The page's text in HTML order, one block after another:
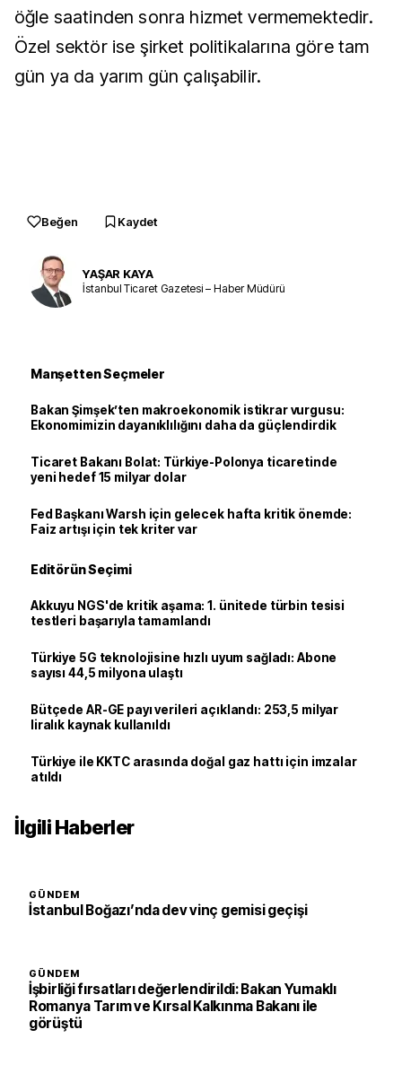
öğle saatinden sonra hizmet vermemektedir.
Özel sektör ise şirket politikalarına göre tam
gün ya da yarım gün çalışabilir.
Beğen Kaydet
YAŞAR KAYA
İstanbul Ticaret Gazetesi – Haber Müdürü
Manşetten Seçmeler
Bakan Şimşek’ten makroekonomik istikrar vurgusu:
Ekonomimizin dayanıklılığını daha da güçlendirdik
Ticaret Bakanı Bolat: Türkiye-Polonya ticaretinde
yeni hedef 15 milyar dolar
Fed Başkanı Warsh için gelecek hafta kritik önemde:
Faiz artışı için tek kriter var
Editörün Seçimi
Akkuyu NGS'de kritik aşama: 1. ünitede türbin tesisi
testleri başarıyla tamamlandı
Türkiye 5G teknolojisine hızlı uyum sağladı: Abone
sayısı 44,5 milyona ulaştı
Bütçede AR-GE payı verileri açıklandı: 253,5 milyar
liralık kaynak kullanıldı
Türkiye ile KKTC arasında doğal gaz hattı için imzalar
atıldı
İlgili Haberler
GÜNDEM
İstanbul Boğazı’nda dev vinç gemisi geçişi
GÜNDEM
İşbirliği fırsatları değerlendirildi: Bakan Yumaklı
Romanya Tarım ve Kırsal Kalkınma Bakanı ile
görüştü